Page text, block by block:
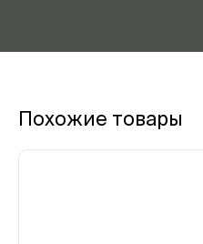
Похожие товары